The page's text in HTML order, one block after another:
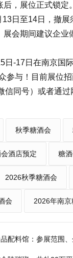
，展位正式锁定。
日至14日，撤展
会期间建议企
-17日在南京国
参与！目前展位
同号）或者通
秋季糖酒会
酒店预定 糖
2026秋季糖酒会
会 2026年南
配料馆：参展范围